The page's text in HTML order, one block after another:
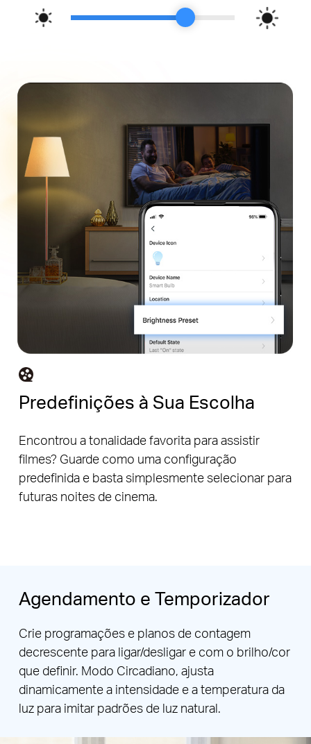
Predefinições à Sua Escolha
Encontrou a tonalidade favorita para assistir
filmes? Guarde como uma configuração
predefinida e basta simplesmente selecionar para
futuras noites de cinema.
Agendamento e Temporizador
Crie programações e planos de contagem
decrescente para ligar/desligar e com o brilho/cor
que definir. Modo Circadiano, ajusta
dinamicamente a intensidade e a temperatura da
luz para imitar padrões de luz natural.